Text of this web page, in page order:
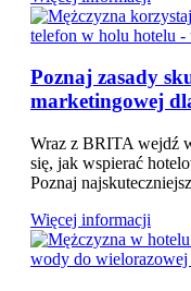
Poznaj zasady
marketingowej
Wraz z BRITA wejdź
się, jak wspierać
Poznaj
Więcej informacji